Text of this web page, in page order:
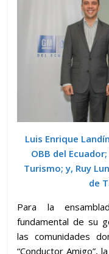
Luis Enrique
OBB del
Turismo; y, Ruy
de
Para la
fundamental de su
las comunidades
“Conductor Amigo”,